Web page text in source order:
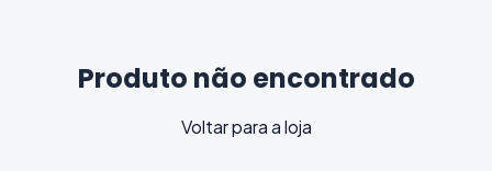
Produto não encontrado
Voltar para a loja